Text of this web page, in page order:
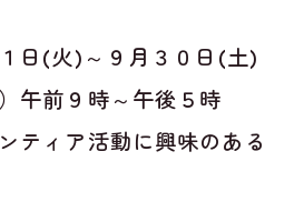
(火)～９月３０日(土)
午前９時～午後５時
ティア活動に興味のある